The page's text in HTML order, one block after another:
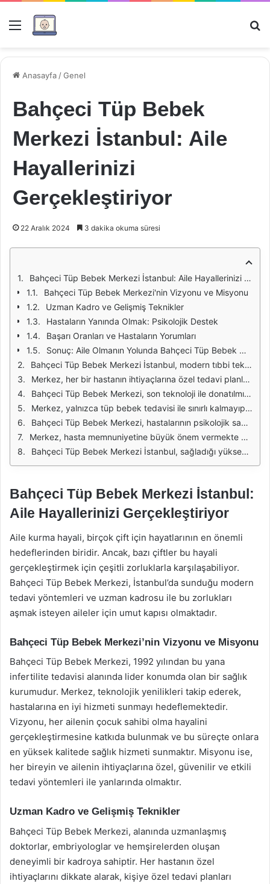
Menü
Anasayfa /Genel
Bahçeci Tüp Bebek
Merkezi İstanbul: Aile
Hayallerinizi
Gerçekleştiriyor
22 Aralık 2024 3 dakika okuma süresi
Bahçeci Tüp Bebek Merkezi İstanbul: Aile Hayallerinizi Gerçekleştiriyor
Bahçeci Tüp Bebek Merkezi'nin Vizyonu ve Misyonu
Uzman Kadro ve Gelişmiş Teknikler
Hastaların Yanında Olmak: Psikolojik Destek
Başarı Oranları ve Hastaların Yorumları
Sonuç: Aile Olmanın Yolunda Bahçeci Tüp Bebek Merkezi
Bahçeci Tüp Bebek Merkezi İstanbul, modern tıbbi teknolojisi ve deneyimli uzman kadrosu ile aile hayallerini gerçekleştirmek için çalışmalarını sürdürmektedir. Merkez, tüp bebek tedavisi sürecinde hastalarına yalnızca tıbbi destek değil, aynı zamanda duygusal destek de sunmaktadır. Bu yaklaşım, ailelerin bu zorlu süreçte kendilerini daha güvende ve rahat hissetmelerine yardımcı olmaktadır.
Merkez, her bir hastanın ihtiyaçlarına özel tedavi planları geliştirmekte ve bireyselleştirilmiş bir yaklaşım benimsemektedir. Uzmanlar, hastalarla birebir görüşmeler yaparak, tıbbi geçmişlerini değerlendirip en uygun tedavi yöntemini belirlemektedir. Bu süreç, hastaların daha iyi bir deneyim yaşamasını ve tedavi sürecine daha fazla dahil olmalarını sağlamaktadır.
Bahçeci Tüp Bebek Merkezi, son teknoloji ile donatılmış laboratuvarları sayesinde yüksek başarı oranlarına ulaşmaktadır. Laboratuvarlarda yapılan detaylı incelemeler ve testler, embriyo gelişimini yakından takip etme imkanı sunmaktadır. Ayrıca, genetik tarama ve kriyoprezervasyon gibi ileri düzey uygulamalar da merkezde başarıyla gerçekleştirilmektedir.
Merkez, yalnızca tüp bebek tedavisi ile sınırlı kalmayıp, infertilite ile ilgili birçok konuda da danışmanlık hizmeti sunmaktadır. Endokrinolojik problemler, polikistik over sendromu (PCOS) gibi durumlarla ilgili uzmanlar, hastalara kapsamlı bir tedavi süreci sunarak, sağlıklarını iyileştirmeye yönelik çözümler geliştirmektedir.
Bahçeci Tüp Bebek Merkezi, hastalarının psikolojik sağlığını da göz önünde bulundurarak, psikologlar ve danışmanlar ile işbirliği yapmaktadır. Bu sayede, tedavi sürecindeki stres ve kaygıyı azaltmak için çeşitli destek programları sunulmaktadır. Bu tür destekler, hastaların tedavi sürecini daha pozitif bir şekilde geçirmelerine yardımcı olmaktadır.
Merkez, hasta memnuniyetine büyük önem vermekte ve her aşamada hastaların geri bildirimlerini dikkate almaktadır. Bu nedenle, tedavi sürecinde hastalarla sürekli iletişim halinde olunmakta, onların ihtiyaçlarına ve isteklerine göre hizmetler sunulmaktadır. Böylelikle, hastalar kendilerini değerli ve özel hissetmektedir.
Bahçeci Tüp Bebek Merkezi İstanbul, sağladığı yüksek kalitedeki hizmetler ile birçok aileye umut olmayı sürdürmektedir. Ailelerin hayallerini gerçekleştirmelerine yardımcı olmak için çaba gösteren merkez, tüp bebek tedavisi alanındaki yenilikçi yaklaşımları ile sektördeki yerini sağlamlaştırmaktadır.
Bahçeci Tüp Bebek Merkezi İstanbul:
Aile Hayallerinizi Gerçekleştiriyor
Aile kurma hayali, birçok çift için hayatlarının en önemli
hedeflerinden biridir. Ancak, bazı çiftler bu hayali
gerçekleştirmek için çeşitli zorluklarla karşılaşabiliyor.
Bahçeci Tüp Bebek Merkezi, İstanbul’da sunduğu modern
tedavi yöntemleri ve uzman kadrosu ile bu zorlukları
aşmak isteyen aileler için umut kapısı olmaktadır.
Bahçeci Tüp Bebek Merkezi’nin Vizyonu ve Misyonu
Bahçeci Tüp Bebek Merkezi, 1992 yılından bu yana
infertilite tedavisi alanında lider konumda olan bir sağlık
kurumudur. Merkez, teknolojik yenilikleri takip ederek,
hastalarına en iyi hizmeti sunmayı hedeflemektedir.
Vizyonu, her ailenin çocuk sahibi olma hayalini
gerçekleştirmesine katkıda bulunmak ve bu süreçte onlara
en yüksek kalitede sağlık hizmeti sunmaktır. Misyonu ise,
her bireyin ve ailenin ihtiyaçlarına özel, güvenilir ve etkili
tedavi yöntemleri ile yanlarında olmaktır.
Uzman Kadro ve Gelişmiş Teknikler
Bahçeci Tüp Bebek Merkezi, alanında uzmanlaşmış
doktorlar, embriyologlar ve hemşirelerden oluşan
deneyimli bir kadroya sahiptir. Her hastanın özel
ihtiyaçlarını dikkate alarak, kişiye özel tedavi planları